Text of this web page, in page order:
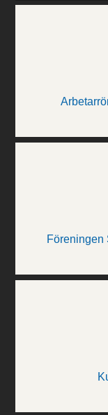
Föreningen